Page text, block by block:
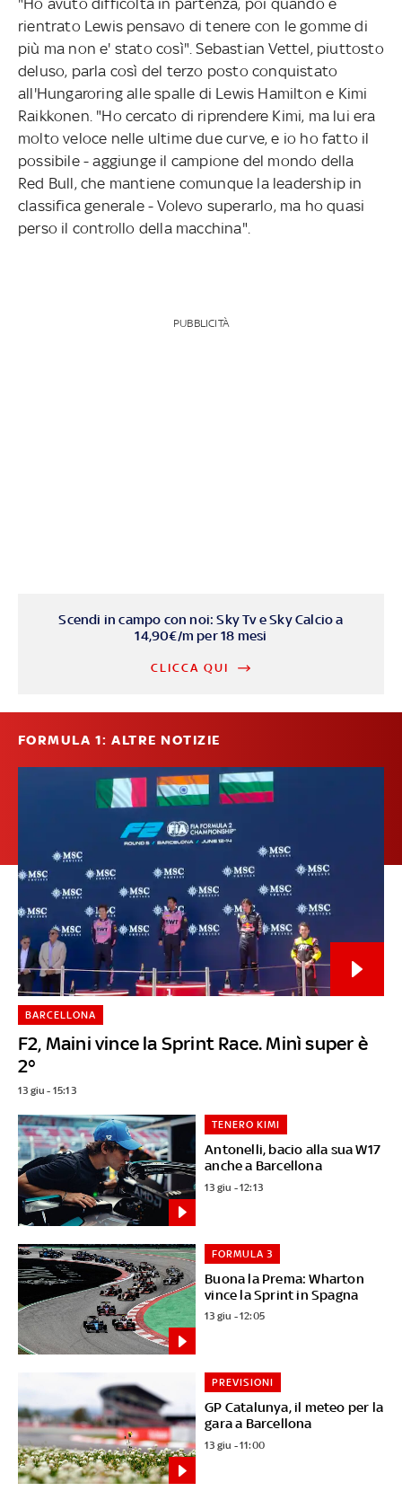
rientrato Lewis pensavo di tenere con le gomme di
più ma non e' stato così". Sebastian Vettel, piuttosto
deluso, parla così del terzo posto conquistato
all'Hungaroring alle spalle di Lewis Hamilton e Kimi
Raikkonen. "Ho cercato di riprendere Kimi, ma lui era
molto veloce nelle ultime due curve, e io ho fatto il
possibile - aggiunge il campione del mondo della
Red Bull, che mantiene comunque la leadership in
classifica generale - Volevo superarlo, ma ho quasi
perso il controllo della macchina".
PUBBLICITÀ
Scendi in campo con noi: Sky Tv e Sky Calcio a
14,90€/m per 18 mesi
CLICCA QUI
FORMULA 1: ALTRE NOTIZIE
F2, Maini vince la Sprint Race. Minì super è
2°
BARCELLONA
13 giu - 15:13
Antonelli, bacio alla sua W17
anche a Barcellona
TENERO KIMI
13 giu - 12:13
Buona la Prema: Wharton
vince la Sprint in Spagna
FORMULA 3
13 giu - 12:05
GP Catalunya, il meteo per la
gara a Barcellona
PREVISIONI
13 giu - 11:00